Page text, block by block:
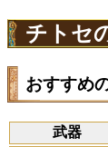
チトセ
おすすめ
武器